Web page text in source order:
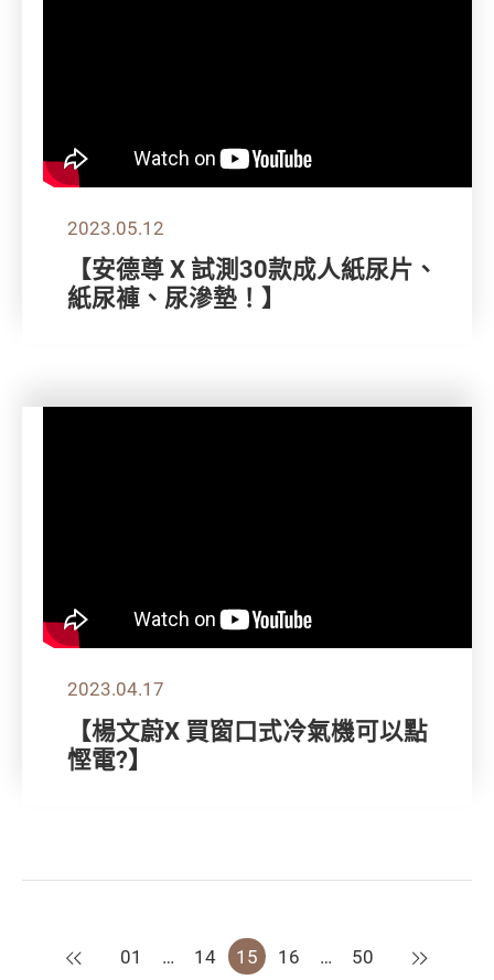
2023.05.12
【安德尊 X 試測30款成人紙尿片、
紙尿褲、尿滲墊！】
2023.04.17
【楊文蔚X 買窗口式冷氣機可以點
慳電?】
上一頁
01 … 14 15 16 … 50 下一頁